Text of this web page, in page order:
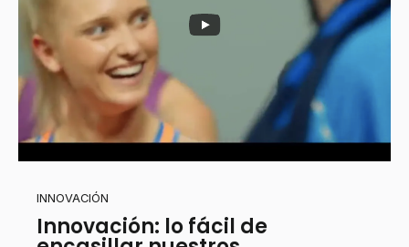
INNOVACIÓN
Innovación: lo fácil de